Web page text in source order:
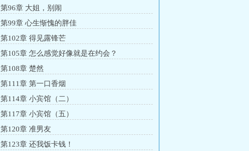
第96章 大姐，别闹
第99章 心生惭愧的胖佳
第102章 得见露锋芒
第105章 怎么感觉好像就是在约会？
第108章 楚然
第111章 第一口香烟
第114章 小宾馆（二）
第117章 小宾馆（五）
第120章 准男友
第123章 还我饭卡钱！